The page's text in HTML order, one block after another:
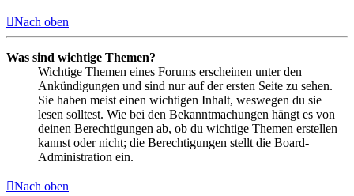
Nach oben
Was sind wichtige Themen?
Wichtige Themen eines Forums erscheinen unter den
Ankündigungen und sind nur auf der ersten Seite zu sehen.
Sie haben meist einen wichtigen Inhalt, weswegen du sie
lesen solltest. Wie bei den Bekanntmachungen hängt es von
deinen Berechtigungen ab, ob du wichtige Themen erstellen
kannst oder nicht; die Berechtigungen stellt die Board-
Administration ein.
Nach oben